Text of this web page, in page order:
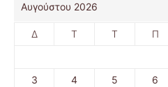
Αυγούστου 2026
Δ Τ Τ Π
3
4 5 6